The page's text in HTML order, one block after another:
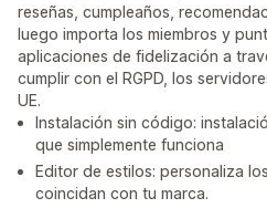
reseñas, cumpleaños,
luego importa los miembros y
aplicaciones de fidelización a
cumplir con el RGPD, los
UE.
Instalación sin código:
que simplemente funciona
Editor de estilos: personaliza
coincidan con tu marca.